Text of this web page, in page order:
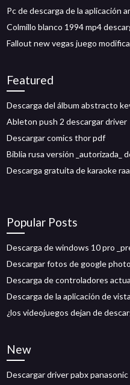
Pc de descarga de la aplicación
Colmillo blanco 1994 mp4
Fallout new vegas juego
Featured
Descarga del álbum abstracto
Ableton push 2 descargar driver
Descargar comics thor pdf
Biblia rusa versión _autorizada_
Descarga gratuita de karaoke
Popular Posts
Descarga de windows 10 pro
Descargar fotos de google
Descarga de controladores
Descarga de la aplicación de
¿los videojuegos dejan de
New
Descargar driver pabx